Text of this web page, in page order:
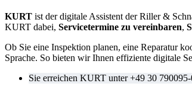
KURT ist der digitale Assistent der Riller &
KURT dabei, Servicetermine zu vereinbaren,
Ob Sie eine Inspektion planen, eine Reparatur
Sprache. So bieten wir Ihnen effiziente digitale
Sie erreichen KURT unter +49 30